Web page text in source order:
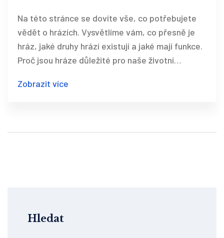
Na této stránce se dovíte vše, co potřebujete
vědět o hrázích. Vysvětlíme vám, co přesně je
hráz, jaké druhy hrází existují a jaké mají funkce.
Proč jsou hráze důležité pro naše životní
tento fascinující svět hrází a jejich význam pro
Zobrazit více
Hledat